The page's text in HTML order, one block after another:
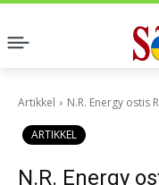
Artikkel N.R. Energy ostis
ARTIKKEL
N.R. Energy